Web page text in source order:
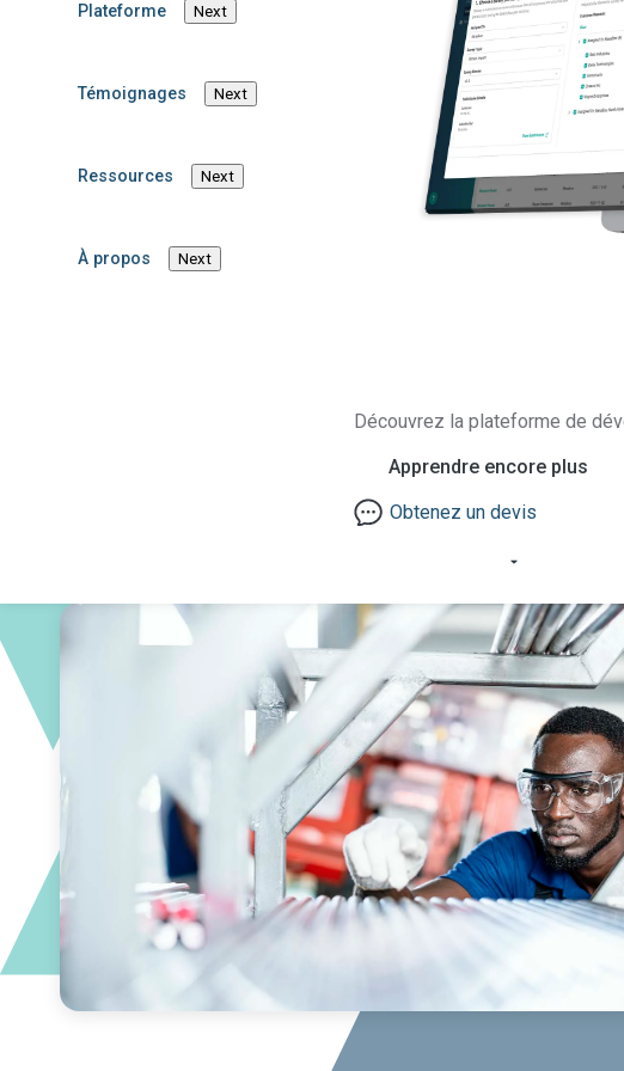
REACH
La
TSCA
de
Plateforme Next
Témoignages Next
Ressources Next
À propos Next
Découvrez la plateforme de
Apprendre encore plus
Obtenez un devis
Approuvé par